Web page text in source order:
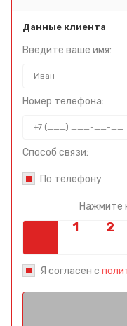
Данные клиента
Введите ваше имя:
Номер телефона:
Способ связи:
По телефону
Нажмите
Я согласен с